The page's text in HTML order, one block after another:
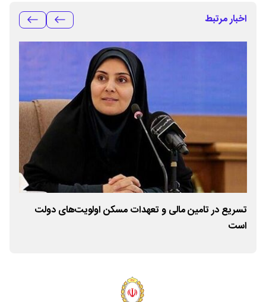
اخبار مرتبط
تسریع در تامین مالی و تعهدات مسکن اولویت‌های دولت
است